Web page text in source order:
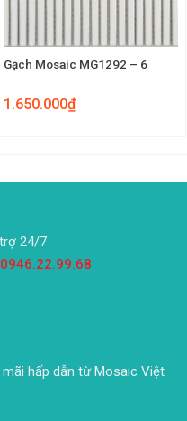
Gạch Mosaic MG1292 – 6
1.650.000₫
24/7
0946.22.99.68
hấp dẫn từ Mosaic Việt